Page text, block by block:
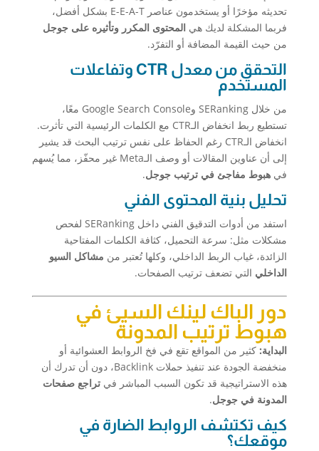
تحديثه مؤخرًا أو يستخدمون عناصر E-E-A-T بشكل أفضل،
فربما المشكلة لديك هي المحتوى المكرر وتأثيره على جوجل
من حيث القيمة المضافة أو التفرّد.
التحقق من معدل CTR وتفاعلات
المستخدم
من خلال SERanking وGoogle Search Console معًا،
تستطيع ربط انخفاض الـCTR مع الكلمات الرئيسية التي تأثرت.
انخفاض الـCTR رغم الحفاظ على نفس ترتيب البحث قد يشير
إلى أن عناوين المقالات أو وصف الـMeta غير محفّز، مما يُسهم
في هبوط مفاجئ في ترتيب جوجل.
تحليل بنية المحتوى الفني
استفد من أدوات التدقيق الفني داخل SERanking لفحص
مشكلات مثل: سرعة التحميل، كثافة الكلمات المفتاحية
الزائدة، غياب الربط الداخلي، وكلها تُعتبر من مشاكل السيو
الداخلي التي تضعف ترتيب الصفحات.
دور الباك لينك السيئ في
هبوط ترتيب المدونة
البداية: كثير من المواقع تقع في فخ الروابط العشوائية أو
منخفضة الجودة عند تنفيذ حملات Backlink، دون أن تدرك أن
هذه الاستراتيجية قد تكون السبب المباشر في تراجع صفحات
المدونة في جوجل.
كيف تكتشف الروابط الضارة في
موقعك؟